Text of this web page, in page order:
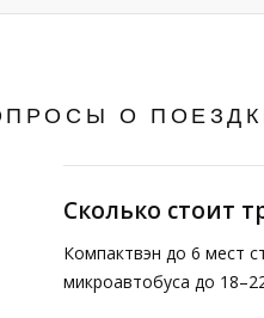
О
Сколько стоит
Компактвэн до 6 мест
микроавтобуса до